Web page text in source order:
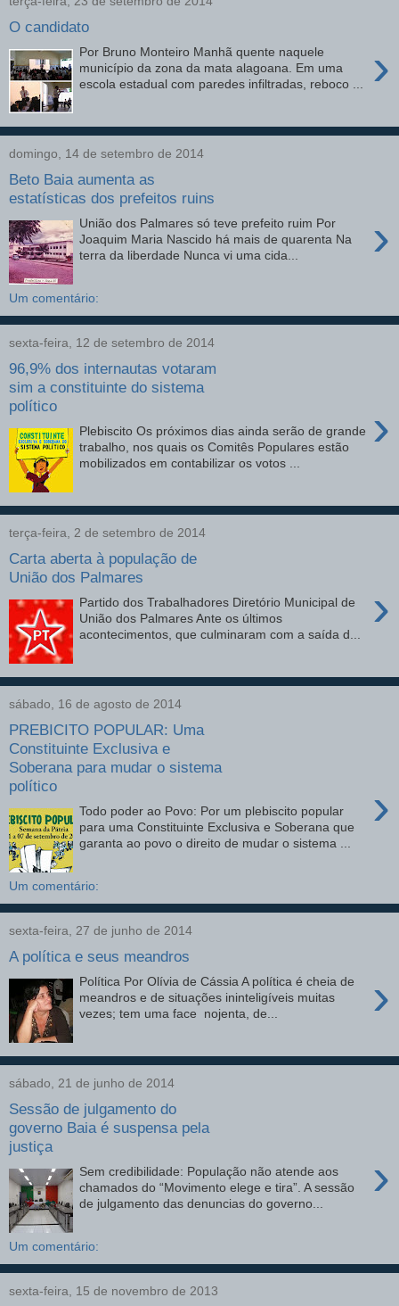
O candidato
›
Por Bruno Monteiro Manhã quente naquele
município da zona da mata alagoana. Em uma
escola estadual com paredes infiltradas, reboco ...
domingo, 14 de setembro de 2014
Beto Baia aumenta as
estatísticas dos prefeitos ruins
›
União dos Palmares só teve prefeito ruim Por
Joaquim Maria Nascido há mais de quarenta Na
terra da liberdade Nunca vi uma cida...
Um comentário:
sexta-feira, 12 de setembro de 2014
96,9% dos internautas votaram
sim a constituinte do sistema
político
›
Plebiscito Os próximos dias ainda serão de grande
trabalho, nos quais os Comitês Populares estão
mobilizados em contabilizar os votos ...
terça-feira, 2 de setembro de 2014
Carta aberta à população de
União dos Palmares
›
Partido dos Trabalhadores Diretório Municipal de
União dos Palmares Ante os últimos
acontecimentos, que culminaram com a saída d...
sábado, 16 de agosto de 2014
PREBICITO POPULAR: Uma
Constituinte Exclusiva e
Soberana para mudar o sistema
político
›
Todo poder ao Povo: Por um plebiscito popular
para uma Constituinte Exclusiva e Soberana que
garanta ao povo o direito de mudar o sistema ...
Um comentário:
sexta-feira, 27 de junho de 2014
A política e seus meandros
›
Política Por Olívia de Cássia A política é cheia de
meandros e de situações ininteligíveis muitas
vezes; tem uma face nojenta, de...
sábado, 21 de junho de 2014
Sessão de julgamento do
governo Baia é suspensa pela
justiça
›
Sem credibilidade: População não atende aos
chamados do “Movimento elege e tira”. A sessão
de julgamento das denuncias do governo...
Um comentário:
sexta-feira, 15 de novembro de 2013